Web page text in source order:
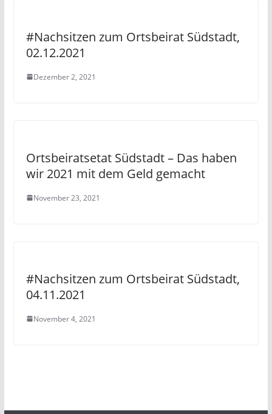
#Nachsitzen zum Ortsbeirat Südstadt,
02.12.2021
Dezember 2, 2021
Ortsbeiratsetat Südstadt – Das haben
wir 2021 mit dem Geld gemacht
November 23, 2021
#Nachsitzen zum Ortsbeirat Südstadt,
04.11.2021
November 4, 2021